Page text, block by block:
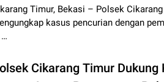
Timur, Bekasi – Polsek
kasus pencurian dengan
Cikarang Timur Dukung